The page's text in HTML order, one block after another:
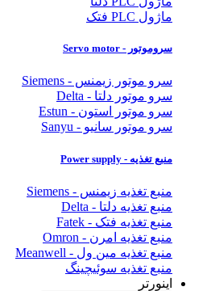
ماژول PLC فتک
سروموتور - Servo motor
سرو موتور زیمنس - Siemens
سرو موتور دلتا - Delta
سرو موتور استون - Estun
سرو موتور سانیو - Sanyu
منبع تغذیه - Power supply
منبع تغذیه زیمنس - Siemens
منبع تغذیه دلتا - Delta
منبع تغذیه فتک - Fatek
منبع تغذیه امرن - Omron
منبع تغذیه مین ول - Meanwell
منبع تغذیه سوئیچینگ
اینورتر